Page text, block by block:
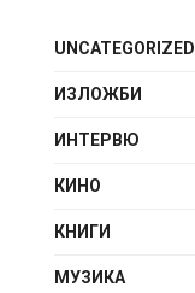
UNCATEGORIZED
ИЗЛОЖБИ
ИНТЕРВЮ
КИНО
КНИГИ
МУЗИКА